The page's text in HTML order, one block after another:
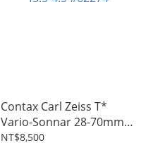
Contax Carl Zeiss T*
Vario-Sonnar 28-70mm
f3.5-4.5 #62274
NT$8,500